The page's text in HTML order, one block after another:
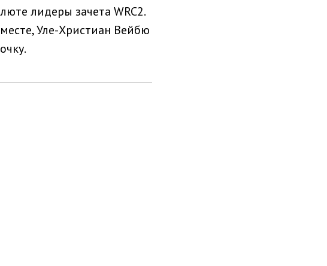
лидеры зачета WRC2.
Уле-Христиан Вейбю